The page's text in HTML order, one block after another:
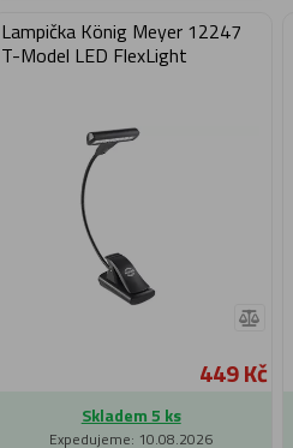
Lampička König Meyer 12247
T-Model LED FlexLight
449 Kč
Skladem 5 ks
Expedujeme: 10.08.2026